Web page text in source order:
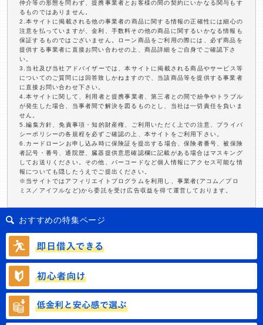
仲介等の形態を問わず、提携事業者とお客様の間の契約にいかなる関与もす
るものではありません。
2.本サイトに掲載される他の事業者の商品に関する情報の正確性には細心の
注意を払っていますが、金利、手数料その他の商品に関するいかなる情報も
保証するものではございません。ローン商品をご利用の際には、必ず商品を
提供する事業者に直接お問い合わせの上、商品詳細をご自身でご確認下さ
い。
3.当社及び当社アドバイザーでは、本サイトに掲載される商品やサービス等
についてのご質問には回答致しかねますので、当該商品等を提供する事業者
に直接お問い合わせ下さい。
4.本サイトに関して、利用者と提携事業者、第三者との間で紛争やトラブル
が発生した場合、当事者間で解決を図るものとし、当社は一切責任を負いま
せん。
5.編集方針、免責事項・知的財産権、ご利用いただく上での注意、プライバ
シーポリシーの各規程を必ずご確認の上、本サイトをご利用下さい。
6.カードローンお申し込み時に保険証を提出する場合、保険者番号、被保険
者記号・番号、通院歴、臓器提供意思確認欄に記載がある場合はマスキング
してお送りください。その他、バーコードなど個人情報にアクセス可能な情
報についても隠したうえでご提出ください。
※当サイトではアフィリエイトプログラムを利用し、事業者(アコム／プロ
ミス／アイフルなど)から委託を受け広告収益を得て運営しております。
おすすめの特集ページ